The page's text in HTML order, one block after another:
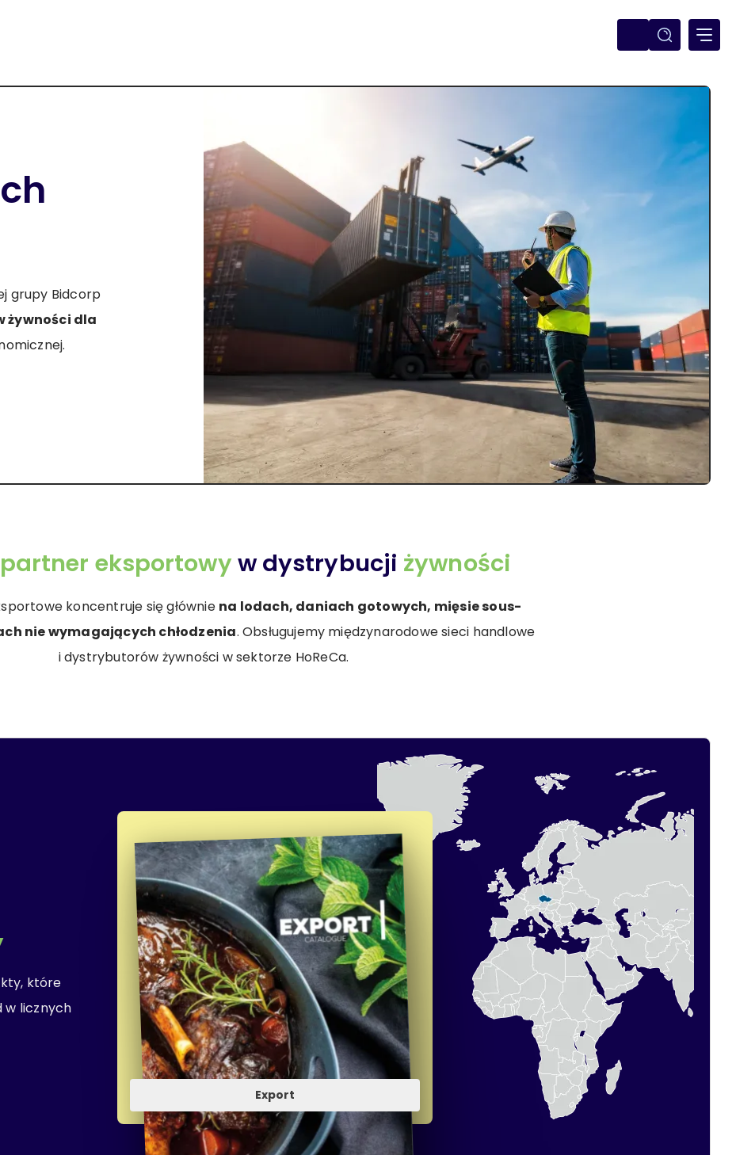
grupy Bidcorp
żywności dla
partner eksportowyw dystrybucji żywności
koncentruje się głównie na lodach, daniach gotowych, mięsie sous-
nie wymagających chłodzenia. Obsługujemy międzynarodowe sieci handlowe
i dystrybutorów żywności w sektorze HoReCa.
które
w licznych
Export